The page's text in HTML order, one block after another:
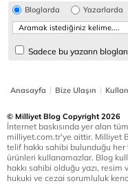
Bloglarda Yazarlarda
Sadece bu yazarın
Anasayfa | Bize Ulaşın |
© Milliyet Blog Copyright 2026
İnternet baskısında yer alan
milliyet.com.tr'ye aittir. Milliyet
telif hakkı sahibi bulunduğu
ürünleri kullanamazlar. Blog
hakkı sahibi olduğu yazı,
hukuki ve cezai sorumluluk